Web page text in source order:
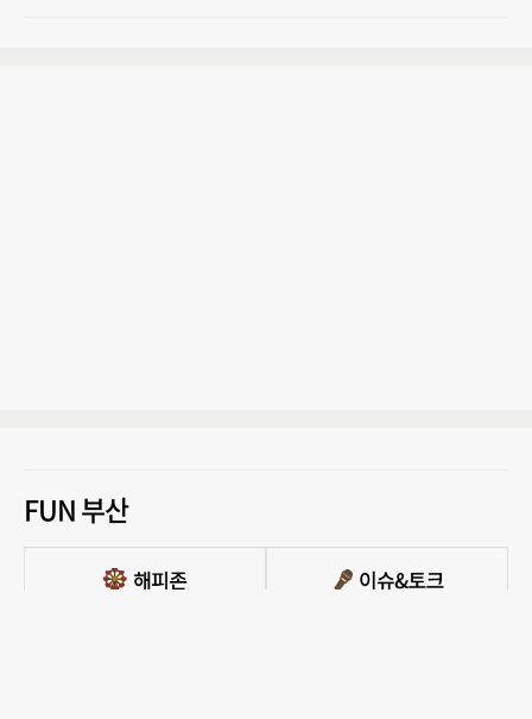
FUN 부산